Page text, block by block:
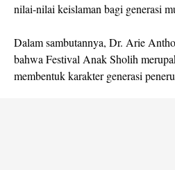
nilai-nilai keislaman bagi generasi
Dalam sambutannya, Dr. Arie
bahwa Festival Anak Sholih
membentuk karakter generasi